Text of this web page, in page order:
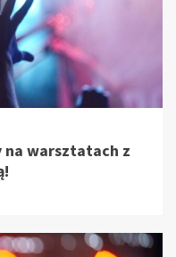
warsztatach z